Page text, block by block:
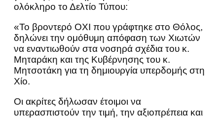
ολόκληρο το Δελτίο Τύπου:
«Το βροντερό ΟΧΙ που γράφτηκε στο Θόλος,
δηλώνει την ομόθυμη απόφαση των Χιωτών
να εναντιωθούν στα νοσηρά σχέδια του κ.
Μηταράκη και της Κυβέρνησης του κ.
Μητσοτάκη για τη δημιουργία υπερδομής στη
Χίο.
Οι ακρίτες δήλωσαν έτοιμοι να
υπερασπιστούν την τιμή, την αξιοπρέπεια και